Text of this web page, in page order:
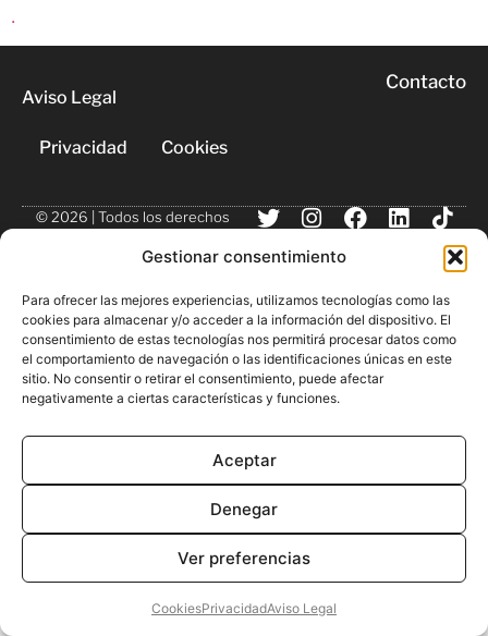
Gestionar consentimiento
Para ofrecer las mejores experiencias, utilizamos tecnologías como las
cookies para almacenar y/o acceder a la información del dispositivo. El
consentimiento de estas tecnologías nos permitirá procesar datos como
el comportamiento de navegación o las identificaciones únicas en este
sitio. No consentir o retirar el consentimiento, puede afectar
negativamente a ciertas características y funciones.
Aceptar
Denegar
Ver preferencias
CookiesPrivacidadAviso Legal
.
Aviso Legal
Privacidad Cookies
Contacto
© 2026 | Todos los derechos